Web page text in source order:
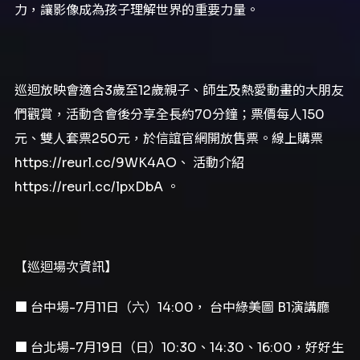
力，讓影像成為孩子理解世界的重要力量。
巡迴放映會適合3歲至12歲親子、師生及熱愛動畫的大朋友
們觀賞，活動含會後分享全長約70分鐘；票價每人150
元、雙人套票250元，於信誼官網開放售票。線上購票
https://reurl.cc/9WK4AO、 活動介紹
https://reurl.cc/lpxDbA 。
【巡迴場次資訊】
■ 台中場-7月11日（六）14:00， 台中綠美圖 B1演講廳
■ 台北場-7月19日（日）10:30、14:30、16:00，好好生